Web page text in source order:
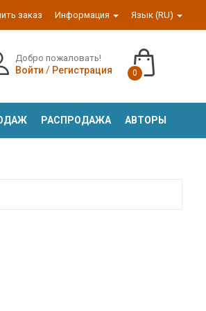
заказ Информация Язык (RU)
Добро пожаловать!
Войти / Регистрация 0
РАСПРОДАЖА АВТОРЫ